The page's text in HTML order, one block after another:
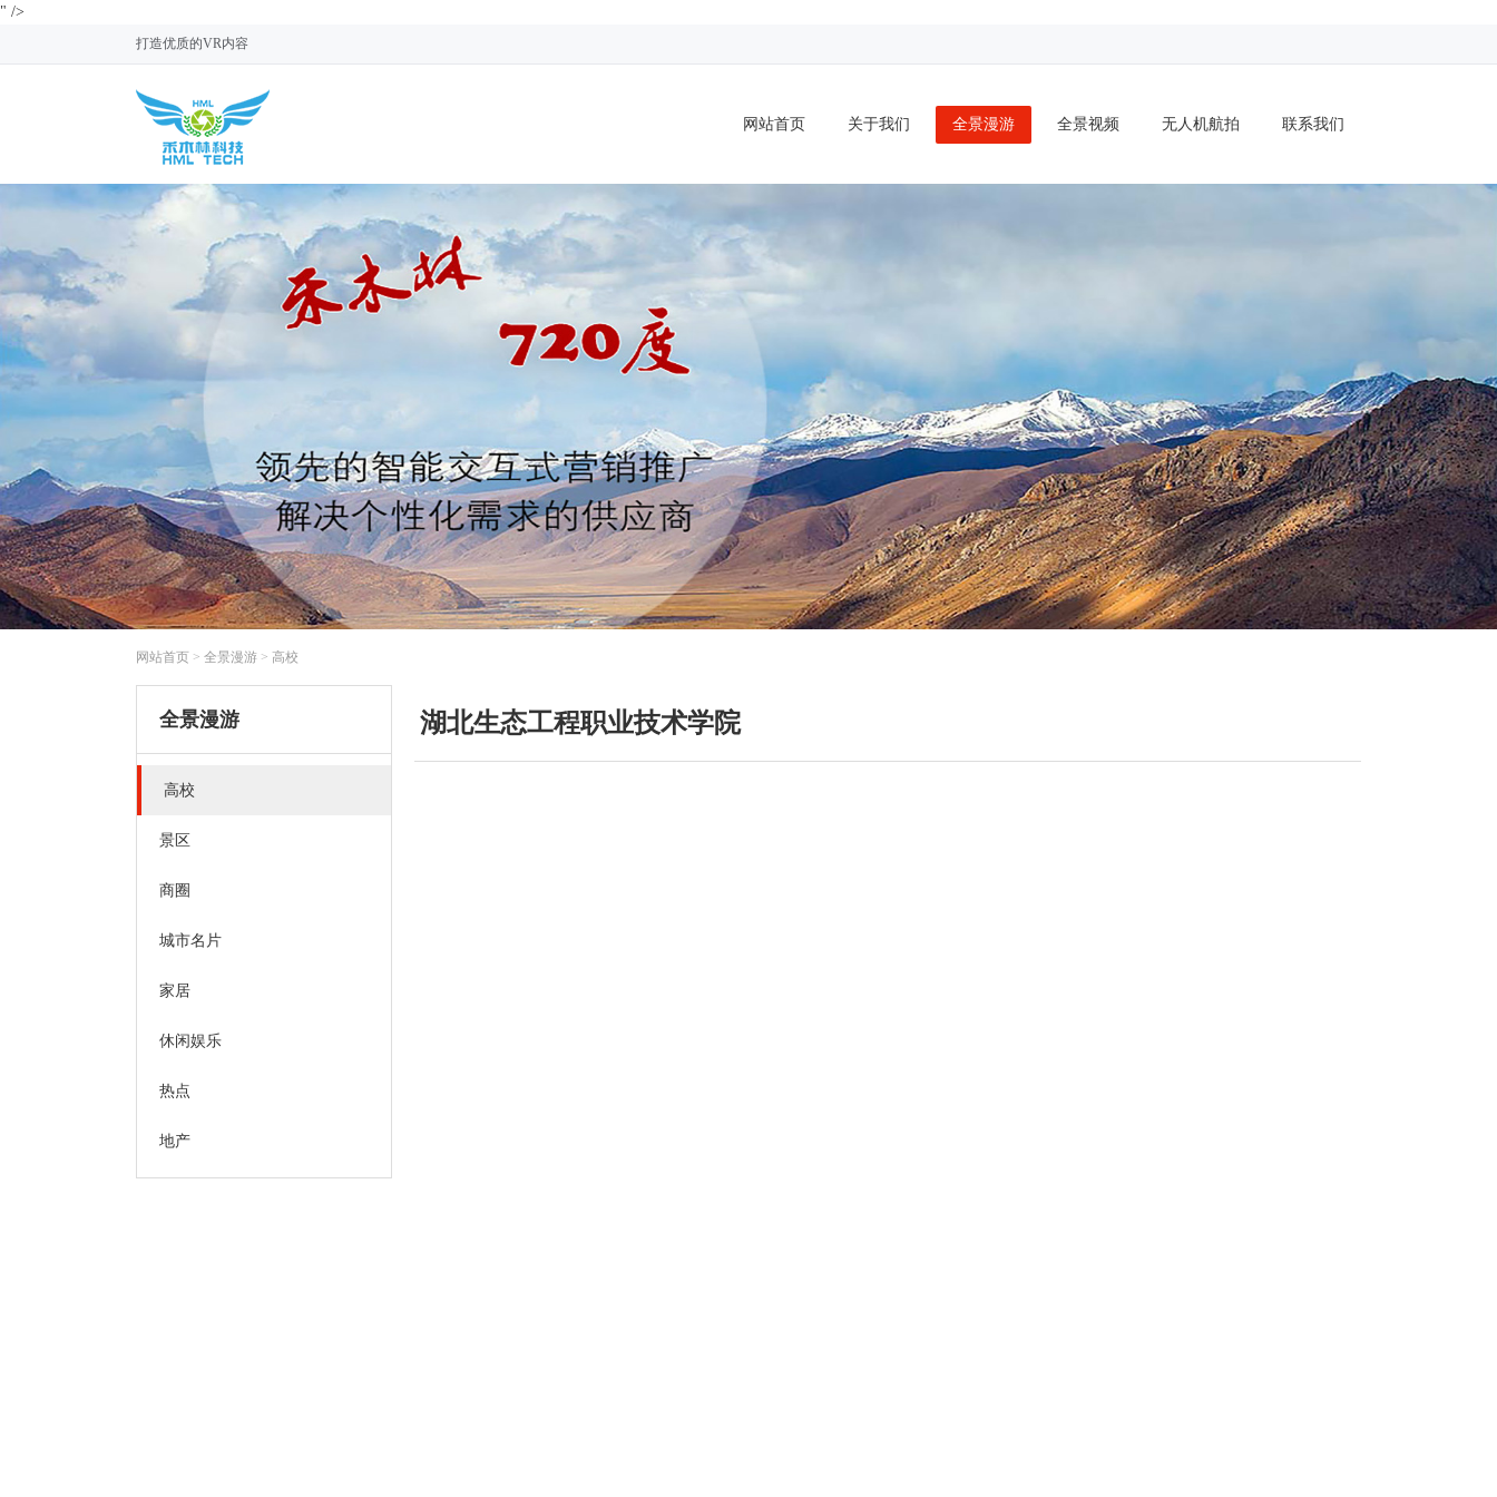
" />
打造优质的VR内容
网站首页 关于我们 全景漫游 全景视频 无人机航拍 联系我们
网站首页 > 全景漫游 > 高校
全景漫游
高校
景区
商圈
城市名片
家居
休闲娱乐
热点
地产
湖北生态工程职业技术学院